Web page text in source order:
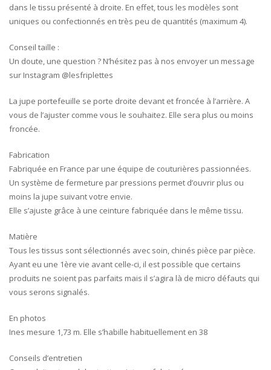
dans le tissu présenté à droite. En effet, tous les modèles sont
uniques ou confectionnés en très peu de quantités (maximum 4).
Conseil taille :
Un doute, une question ? N’hésitez pas à nos envoyer un message
sur Instagram @lesfriplettes
La jupe portefeuille se porte droite devant et froncée à l’arrière. A
vous de l’ajuster comme vous le souhaitez. Elle sera plus ou moins
froncée.
Fabrication
Fabriquée en France par une équipe de couturières passionnées.
Un système de fermeture par pressions permet d’ouvrir plus ou
moins la jupe suivant votre envie.
Elle s’ajuste grâce à une ceinture fabriquée dans le même tissu.
Matière
Tous les tissus sont sélectionnés avec soin, chinés pièce par pièce.
Ayant eu une 1ère vie avant celle-ci, il est possible que certains
produits ne soient pas parfaits mais il s’agira là de micro défauts qui
vous serons signalés.
En photos
Ines mesure 1,73 m. Elle s’habille habituellement en 38
Conseils d’entretien